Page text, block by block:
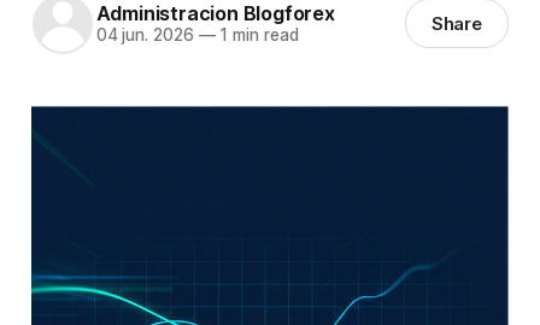
Administracion Blogforex
04 jun. 2026 —1 min read Share